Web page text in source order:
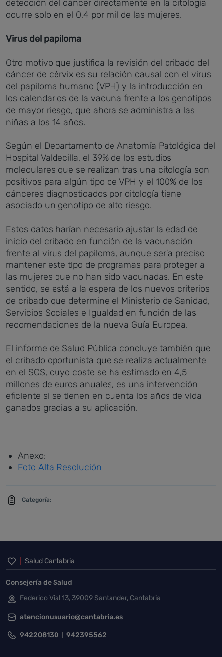
detección del cáncer directamente en la citología
ocurre solo en el 0,4 por mil de las mujeres.
Virus del papiloma
Otro motivo que justifica la revisión del cribado del
cáncer de cérvix es su relación causal con el virus
del papiloma humano (VPH) y la introducción en
los calendarios de la vacuna frente a los genotipos
de mayor riesgo, que ahora se administra a las
niñas a los 14 años.
Según el Departamento de Anatomía Patológica del
Hospital Valdecilla, el 39% de los estudios
moleculares que se realizan tras una citología son
positivos para algún tipo de VPH y el 100% de los
cánceres diagnosticados por citología tiene
asociado un genotipo de alto riesgo.
Estos datos harían necesario ajustar la edad de
inicio del cribado en función de la vacunación
frente al virus del papiloma, aunque sería preciso
mantener este tipo de programas para proteger a
las mujeres que no han sido vacunadas. En este
sentido, se está a la espera de los nuevos criterios
de cribado que determine el Ministerio de Sanidad,
Servicios Sociales e Igualdad en función de las
recomendaciones de la nueva Guía Europea.
El informe de Salud Pública concluye también que
el cribado oportunista que se realiza actualmente
en el SCS, cuyo coste se ha estimado en 4,5
millones de euros anuales, es una intervención
eficiente si se tienen en cuenta los años de vida
ganados gracias a su aplicación.
Anexo:
Foto Alta Resolución
Categoría:
Inicio del pie de página
Salud Cantabria
Consejería de Salud
Federico Vial 13, 39009 Santander, Cantabria
atencionusuario@cantabria.es
942208130 942395562